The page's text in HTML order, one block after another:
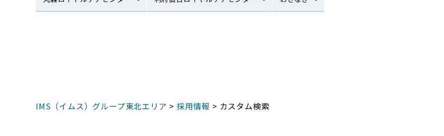
IMS（イムス）グループ東北エリア >採用情報 > カスタム検索